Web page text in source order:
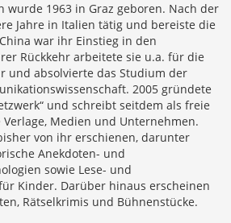
wurde 1963 in Graz geboren. Nach der
Jahre in Italien tätig und bereiste die
war ihr Einstieg in den
Rückkehr arbeitete sie u.a. für die
und absolvierte das Studium der
2005 gründete
und schreibt seitdem als freie
Medien und Unternehmen.
von ihr erschienen, darunter
Anekdoten- und
sowie Lese- und
Kinder. Darüber hinaus erscheinen
Rätselkrimis und Bühnenstücke.